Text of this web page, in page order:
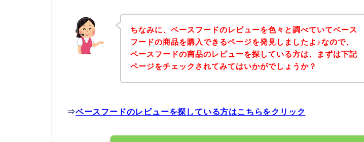
ちなみに、ベースフードのレビューを色々と調べていてベース
フードの商品を購入できるページを発見しましたよ♪なので、
ベースフードの商品のレビューを探している方は、まずは下記
ページをチェックされてみてはいかがでしょうか？
⇒ベースフードのレビューを探している方はこちらをクリック